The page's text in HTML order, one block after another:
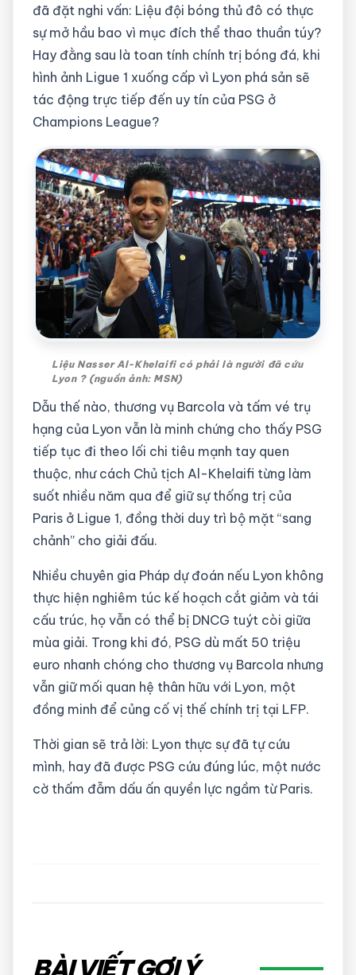
đã đặt nghi vấn: Liệu đội bóng thủ đô có thực
sự mở hầu bao vì mục đích thể thao thuần túy?
Hay đằng sau là toan tính chính trị bóng đá, khi
hình ảnh Ligue 1 xuống cấp vì Lyon phá sản sẽ
tác động trực tiếp đến uy tín của PSG ở
Champions League?
Liệu Nasser Al-Khelaifi có phải là người đã cứu
Lyon ? (nguồn ảnh: MSN)
Dẫu thế nào, thương vụ Barcola và tấm vé trụ
hạng của Lyon vẫn là minh chứng cho thấy PSG
tiếp tục đi theo lối chi tiêu mạnh tay quen
thuộc, như cách Chủ tịch Al-Khelaifi từng làm
suốt nhiều năm qua để giữ sự thống trị của
Paris ở Ligue 1, đồng thời duy trì bộ mặt “sang
chảnh” cho giải đấu.
Nhiều chuyên gia Pháp dự đoán nếu Lyon không
thực hiện nghiêm túc kế hoạch cắt giảm và tái
cấu trúc, họ vẫn có thể bị DNCG tuýt còi giữa
mùa giải. Trong khi đó, PSG dù mất 50 triệu
euro nhanh chóng cho thương vụ Barcola nhưng
vẫn giữ mối quan hệ thân hữu với Lyon, một
đồng minh để củng cố vị thế chính trị tại LFP.
Thời gian sẽ trả lời: Lyon thực sự đã tự cứu
mình, hay đã được PSG cứu đúng lúc, một nước
cờ thấm đẫm dấu ấn quyền lực ngầm từ Paris.
BÀI VIẾT GỢI Ý